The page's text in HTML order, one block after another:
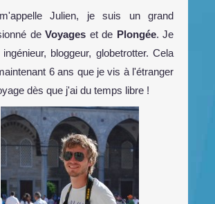
Julien, je suis un grand
de Voyages et de Plongée. Je
bloggeur, globetrotter. Cela
6 ans que je vis à l'étranger
dès que j'ai du temps libre !